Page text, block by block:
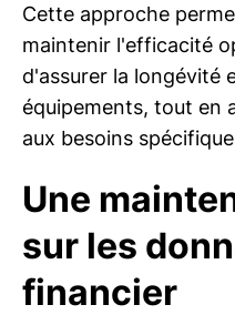
Cette approche
maintenir l'efficacité
d'assurer la longévité
équipements, tout en
aux besoins
Une
sur les
financier